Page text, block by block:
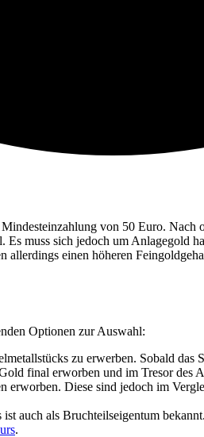
von 50 Euro.
muss sich jedoch um Anlagegold
einen höheren
Optionen zur Auswahl:
zu erwerben. Sobald
final erworben und im Tresor des
erworben. Diese sind jedoch im
ist auch als Bruchteilseigentum
.